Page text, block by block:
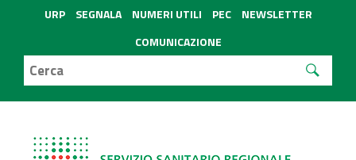
URP SEGNALA NUMERI UTILI PEC
NEWSLETTER
COMUNICAZIONE